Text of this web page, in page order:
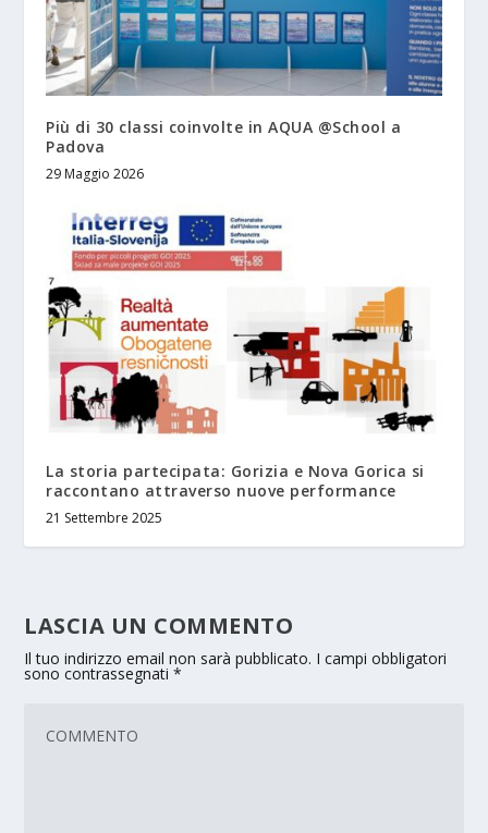
Più di 30 classi coinvolte in AQUA @School a
Padova
29 Maggio 2026
La storia partecipata: Gorizia e Nova Gorica si
raccontano attraverso nuove performance
21 Settembre 2025
LASCIA UN COMMENTO
Il tuo indirizzo email non sarà pubblicato. I campi obbligatori
sono contrassegnati*